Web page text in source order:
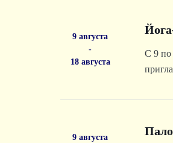
9 августа
-
18 августа
С 9 по
9 августа